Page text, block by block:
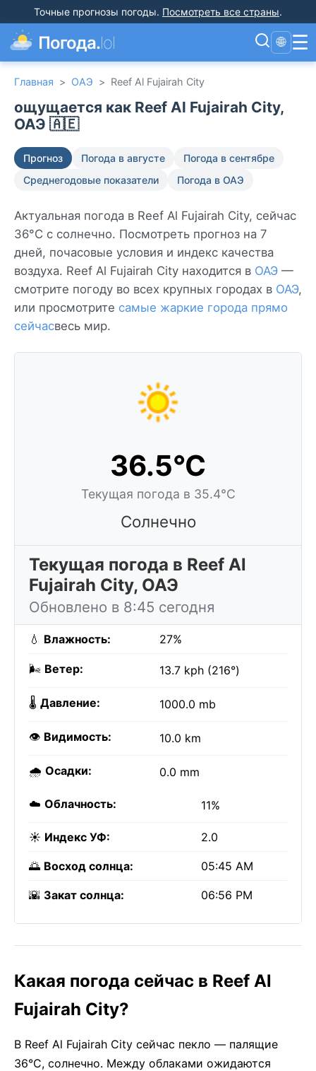
Точные прогнозы погоды. Посмотреть все страны.
Погода.lol 🌐 ☰
Главная > ОАЭ > Reef Al Fujairah City
ощущается как Reef Al Fujairah City,
ОАЭ 🇦🇪
Прогноз Погода в августе
Погода в сентябре
Среднегодовые показатели
Погода в ОАЭ
Актуальная погода в Reef Al Fujairah City, сейчас
36°C с солнечно. Посмотреть прогноз на 7
дней, почасовые условия и индекс качества
воздуха. Reef Al Fujairah City находится в ОАЭ —
смотрите погоду во всех крупных городах в ОАЭ,
или просмотрите самые жаркие города прямо
сейчасвесь мир.
36.5°C
Текущая погода в 35.4°C
Солнечно
Текущая погода в Reef Al
Fujairah City, ОАЭ
Обновлено в 8:45 сегодня
💧 Влажность: 27%
🌬️ Ветер: 13.7 kph (216°)
🌡️ Давление: 1000.0 mb
👁️ Видимость: 10.0 km
🌧️ Осадки: 0.0 mm
☁️ Облачность: 11%
☀️ Индекс УФ: 2.0
🌅 Восход солнца: 05:45 AM
🌇 Закат солнца: 06:56 PM
Какая погода сейчас в Reef Al
Fujairah City?
В Reef Al Fujairah City сейчас пекло — палящие
36°C, солнечно. Между облаками ожидаются